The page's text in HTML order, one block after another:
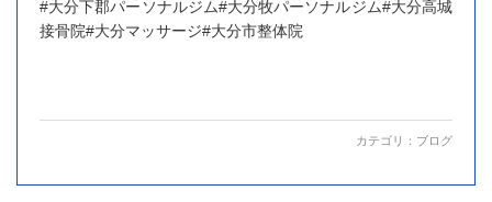
#大分下郡パーソナルジム#大分牧パーソナルジム#大分高城
接骨院#大分マッサージ#大分市整体院
カテゴリ： ブログ